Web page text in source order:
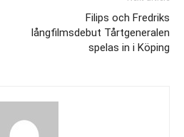
Filips och Fredriks
långfilmsdebut Tårtgeneralen
spelas in i Köping